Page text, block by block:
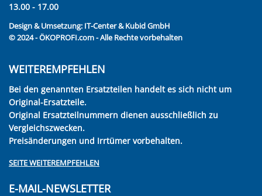
13.00 - 17.00
Design & Umsetzung: IT-Center & Kubid GmbH
© 2024 - ÖKOPROFI.com - Alle Rechte vorbehalten
WEITEREMPFEHLEN
Bei den genannten Ersatzteilen handelt es sich nicht um
Original-Ersatzteile.
Original Ersatzteilnummern dienen ausschließlich zu
Vergleichszwecken.
Preisänderungen und Irrtümer vorbehalten.
SEITE WEITEREMPFEHLEN
E-MAIL-NEWSLETTER